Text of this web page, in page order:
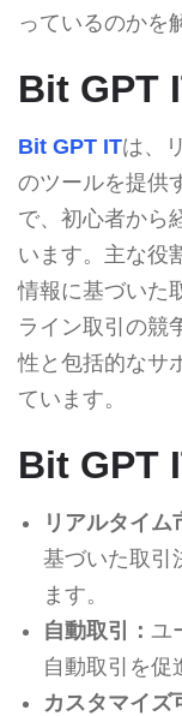
っているのかを
Bit GPT
Bit GPT ITは、
のツールを提供
で、初心者から
います。主な役
情報に基づいた
ライン取引の競
性と包括的なサ
ています。
Bit GPT
リアルタイム
基づいた取引
ます。
自動取引： ユ
自動取引を促
カスタマイズ